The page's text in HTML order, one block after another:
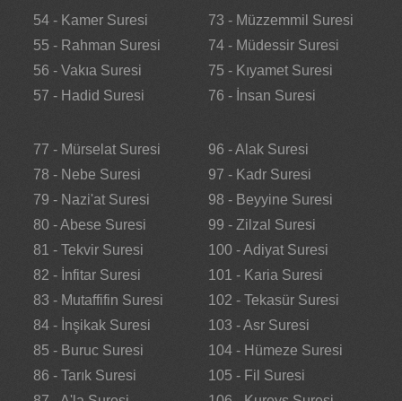
54 - Kamer Suresi
55 - Rahman Suresi
56 - Vakıa Suresi
57 - Hadid Suresi
73 - Müzzemmil Suresi
74 - Müdessir Suresi
75 - Kıyamet Suresi
76 - İnsan Suresi
77 - Mürselat Suresi
78 - Nebe Suresi
79 - Nazi'at Suresi
80 - Abese Suresi
81 - Tekvir Suresi
82 - İnfitar Suresi
83 - Mutaffifin Suresi
84 - İnşikak Suresi
85 - Buruc Suresi
86 - Tarık Suresi
96 - Alak Suresi
97 - Kadr Suresi
98 - Beyyine Suresi
99 - Zilzal Suresi
100 - Adiyat Suresi
101 - Karia Suresi
102 - Tekasür Suresi
103 - Asr Suresi
104 - Hümeze Suresi
105 - Fil Suresi